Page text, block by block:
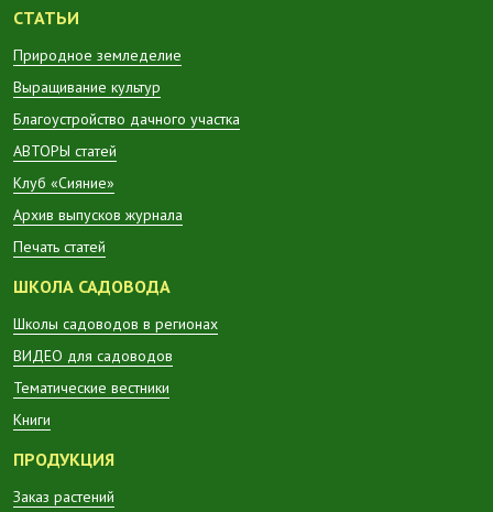
СТАТЬИ
Природное земледелие
Выращивание культур
Благоустройство дачного участка
АВТОРЫ статей
Клуб «Сияние»
Архив выпусков журнала
Печать статей
ШКОЛА САДОВОДА
Школы садоводов в регионах
ВИДЕО для садоводов
Тематические вестники
Книги
ПРОДУКЦИЯ
Заказ растений